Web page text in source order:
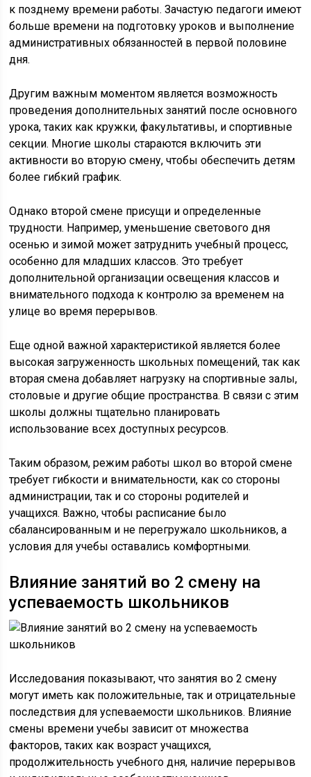
к позднему времени работы. Зачастую педагоги имеют
больше времени на подготовку уроков и выполнение
административных обязанностей в первой половине
дня.
Другим важным моментом является возможность
проведения дополнительных занятий после основного
урока, таких как кружки, факультативы, и спортивные
секции. Многие школы стараются включить эти
активности во вторую смену, чтобы обеспечить детям
более гибкий график.
Однако второй смене присущи и определенные
трудности. Например, уменьшение светового дня
осенью и зимой может затруднить учебный процесс,
особенно для младших классов. Это требует
дополнительной организации освещения классов и
внимательного подхода к контролю за временем на
улице во время перерывов.
Еще одной важной характеристикой является более
высокая загруженность школьных помещений, так как
вторая смена добавляет нагрузку на спортивные залы,
столовые и другие общие пространства. В связи с этим
школы должны тщательно планировать
использование всех доступных ресурсов.
Таким образом, режим работы школ во второй смене
требует гибкости и внимательности, как со стороны
администрации, так и со стороны родителей и
учащихся. Важно, чтобы расписание было
сбалансированным и не перегружало школьников, а
условия для учебы оставались комфортными.
Влияние занятий во 2 смену на
успеваемость школьников
Исследования показывают, что занятия во 2 смену
могут иметь как положительные, так и отрицательные
последствия для успеваемости школьников. Влияние
смены времени учебы зависит от множества
факторов, таких как возраст учащихся,
продолжительность учебного дня, наличие перерывов